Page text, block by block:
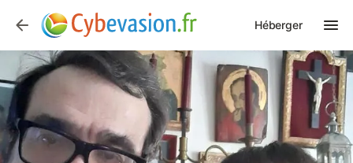
Héberger
Photos Équipements Avis des voyageurs